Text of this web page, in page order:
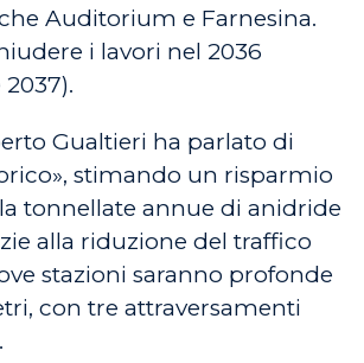
Auditorium e Farnesina.
i lavori nel 2036
Gualtieri ha parlato di
stimando un risparmio
tonnellate annue di anidride
alla riduzione del traffico
stazioni saranno profonde
con tre attraversamenti